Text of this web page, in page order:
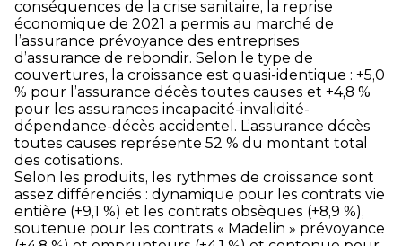
conséquences de la crise sanitaire, la reprise
économique de 2021 a permis au marché de
l’assurance prévoyance des entreprises
d’assurance de rebondir. Selon le type de
couvertures, la croissance est quasi-identique : +5,0
% pour l’assurance décès toutes causes et +4,8 %
pour les assurances incapacité-invalidité-
dépendance-décès accidentel. L’assurance décès
toutes causes représente 52 % du montant total
des cotisations.
Selon les produits, les rythmes de croissance sont
assez différenciés : dynamique pour les contrats vie
entière (+9,1 %) et les contrats obsèques (+8,9 %),
soutenue pour les contrats « Madelin » prévoyance